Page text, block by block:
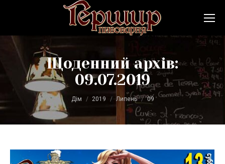
Щоденний архів:
09.07.2019
Дім 2019 Липень 09